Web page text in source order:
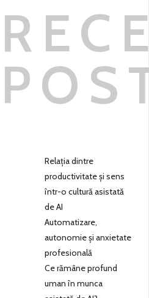
Relația dintre
productivitate și sens
într-o cultură asistată
de AI
Automatizare,
autonomie și anxietate
profesională
Ce rămâne profund
uman în munca